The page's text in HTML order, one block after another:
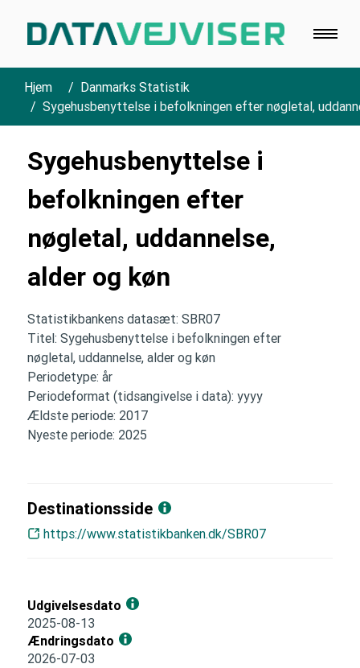
Hjem
Danmarks Statistik
Sygehusbenyttelse i befolkningen efter nøgletal,
Sygehusbenyttelse i
befolkningen efter
nøgletal, uddannelse,
alder og køn
Statistikbankens datasæt: SBR07
Titel: Sygehusbenyttelse i befolkningen efter
nøgletal, uddannelse, alder og køn
Periodetype: år
Periodeformat (tidsangivelse i data): yyyy
Ældste periode: 2017
Nyeste periode: 2025
Destinationsside
https://www.statistikbanken.dk/SBR07
Udgivelsesdato
2025-08-13
Ændringsdato
2026-07-03